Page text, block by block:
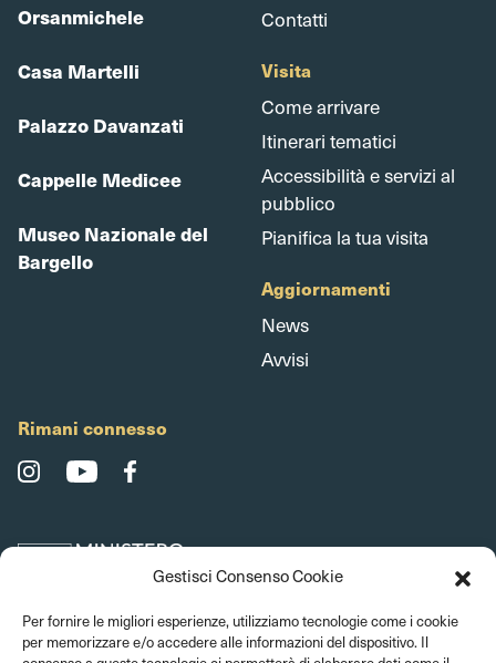
Gestisci Consenso Cookie
Per fornire le migliori esperienze, utilizziamo tecnologie come i cookie
per memorizzare e/o accedere alle informazioni del dispositivo. Il
Orsanmichele
Casa Martelli
Palazzo Davanzati
Cappelle Medicee
Museo Nazionale del
Bargello
Contatti
Visita
Come arrivare
Itinerari tematici
Accessibilità e servizi al
pubblico
Pianifica la tua visita
Aggiornamenti
News
Avvisi
Rimani connesso